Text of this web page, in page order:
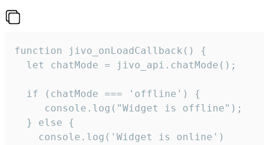
function jivo_onLoadCallback() {
  let chatMode = jivo_api.chatMode();
  if (chatMode === 'offline') {
     console.log("Widget is offline");
  } else {
    console.log('Widget is online')